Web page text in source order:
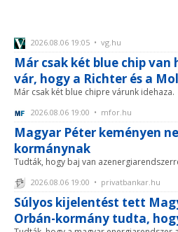
2026.08.06 19:05 • vg.hu
Már csak két blue chip
vár, hogy a Richter és a
Már csak két blue chipre várunk idehaza.
2026.08.06 19:00 • mfor.hu
Magyar Péter keményen
kormánynak
Tudták, hogy baj van
2026.08.06 19:00 • privatbankar.hu
Súlyos kijelentést tett
Orbán-kormány tudta,